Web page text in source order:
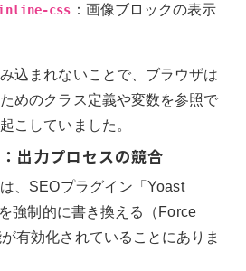
inline-css ：画像ブロックの表示
込まれないことで、ブラウザは
めのクラス定義や変数を参照で
こしていました。
出力プロセスの競合
、SEOプラグイン「Yoast
強制的に書き換える（Force
有効化されていることにありま